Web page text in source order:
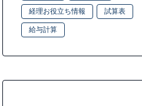
経理お役立ち情報 試算表
給与計算